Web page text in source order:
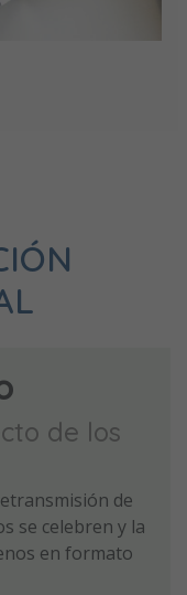
de los
de
se celebren y la
en formato